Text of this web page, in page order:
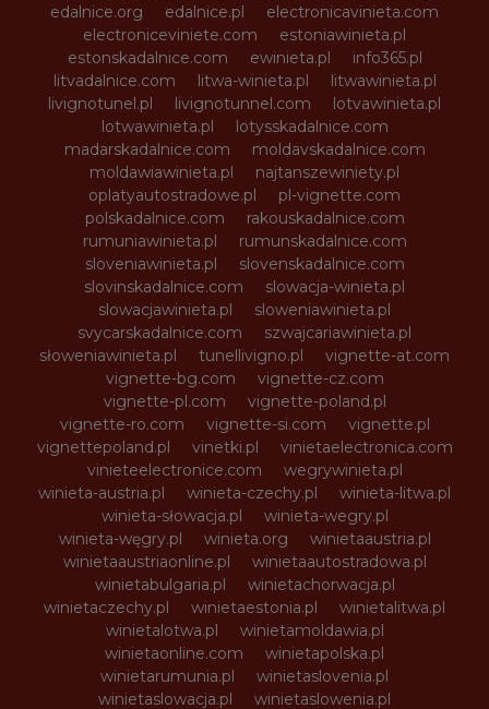
edalnice.org
edalnice.pl
electronicavinieta.com
electroniceviniete.com
estoniawinieta.pl
estonskadalnice.com
ewinieta.pl
info365.pl
litvadalnice.com
litwa-winieta.pl
litwawinieta.pl
livignotunel.pl
livignotunnel.com
lotvawinieta.pl
lotwawinieta.pl
lotysskadalnice.com
madarskadalnice.com
moldavskadalnice.com
moldawiawinieta.pl
najtanszewiniety.pl
oplatyautostradowe.pl
pl-vignette.com
polskadalnice.com
rakouskadalnice.com
rumuniawinieta.pl
rumunskadalnice.com
sloveniawinieta.pl
slovenskadalnice.com
slovinskadalnice.com
slowacja-winieta.pl
slowacjawinieta.pl
sloweniawinieta.pl
svycarskadalnice.com
szwajcariawinieta.pl
słoweniawinieta.pl
tunellivigno.pl
vignette-at.com
vignette-bg.com
vignette-cz.com
vignette-pl.com
vignette-poland.pl
vignette-ro.com
vignette-si.com
vignette.pl
vignettepoland.pl
vinetki.pl
vinietaelectronica.com
vinieteelectronice.com
wegrywinieta.pl
winieta-austria.pl
winieta-czechy.pl
winieta-litwa.pl
winieta-słowacja.pl
winieta-wegry.pl
winieta-węgry.pl
winieta.org
winietaaustria.pl
winietaaustriaonline.pl
winietaautostradowa.pl
winietabulgaria.pl
winietachorwacja.pl
winietaczechy.pl
winietaestonia.pl
winietalitwa.pl
winietalotwa.pl
winietamoldawia.pl
winietaonline.com
winietapolska.pl
winietarumunia.pl
winietaslovenia.pl
winietaslowacja.pl
winietaslowenia.pl